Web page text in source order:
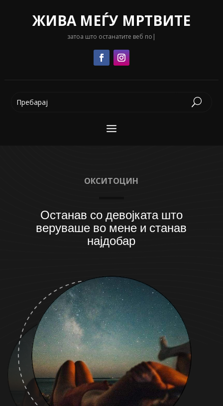
ЖИВА МЕЃУ МРТВИТЕ
затоа што останатите веб портал
ОКСИТОЦИН
Останав со девојката што
веруваше во мене и станав
најдобар